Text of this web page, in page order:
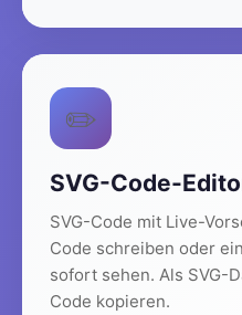
✏️
SVG-Code-
SVG-Code mit Live-
Code schreiben oder
sofort sehen. Als SVG-
Code kopieren.